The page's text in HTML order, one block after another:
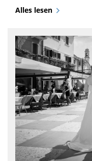
Alles lesen